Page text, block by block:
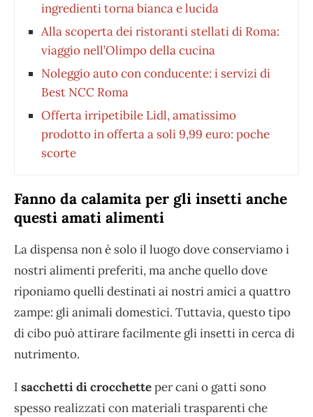
ingredienti torna bianca e lucida
Alla scoperta dei ristoranti stellati di Roma:
viaggio nell’Olimpo della cucina
Noleggio auto con conducente: i servizi di
Best NCC Roma
Offerta irripetibile Lidl, amatissimo
prodotto in offerta a soli 9,99 euro: poche
scorte
Fanno da calamita per gli insetti anche
questi amati alimenti
La dispensa non è solo il luogo dove conserviamo i
nostri alimenti preferiti, ma anche quello dove
riponiamo quelli destinati ai nostri amici a quattro
zampe: gli animali domestici. Tuttavia, questo tipo
di cibo può attirare facilmente gli insetti in cerca di
nutrimento.
I sacchetti di crocchetteper cani o gatti sono
spesso realizzati con materiali trasparenti che